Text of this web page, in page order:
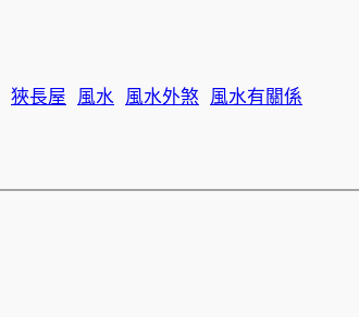
狹長屋 風水 風水外煞 風水有關係